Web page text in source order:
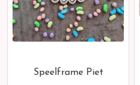
Speelframe Piet